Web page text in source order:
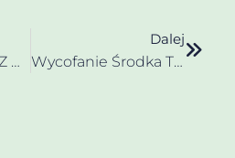
Ulga Podatkowa Z Art. 17 Ust. 1 Pkt 45 Ustawy O CIT Dla Niepublicznych Szkół I Przedszkoli
Dalej
Wycofanie Środka Trwałego Z Firmy – Skutki Podatkowe VAT I PIT